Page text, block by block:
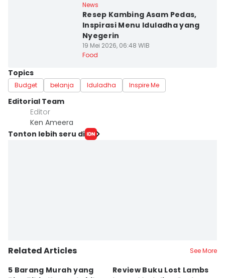
News
Resep Kambing Asam Pedas,
Inspirasi Menu Iduladha yang
Nyegerin
19 Mei 2026, 06:48 WIB
Food
Topics
Budget belanja Iduladha Inspire Me
Editorial Team
Editor
Ken Ameera
Tonton lebih seru di
Related Articles See More
5 Barang Murah yang
Review Buku Lost Lambs